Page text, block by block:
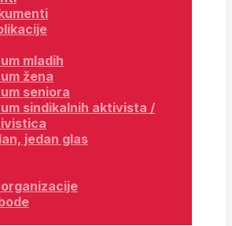
mladih
žena
seniora
sindikalnih aktivista /
jedan glas